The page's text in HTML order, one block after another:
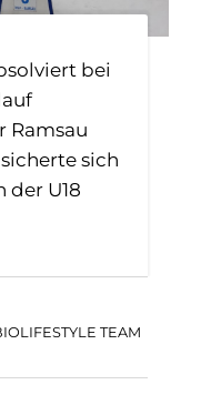
bei
Ramsau
sich
der U18
TEAM